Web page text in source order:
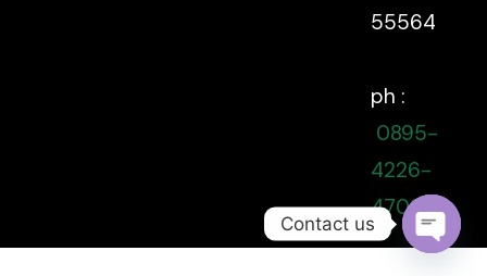
55564
ph :
0895-
4226-
47080
Contact us